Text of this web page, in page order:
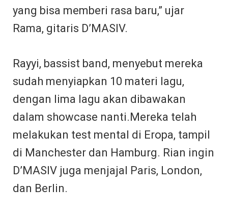
yang bisa memberi rasa baru,” ujar
Rama, gitaris D’MASIV.
Rayyi, bassist band, menyebut mereka
sudah menyiapkan 10 materi lagu,
dengan lima lagu akan dibawakan
dalam showcase nanti.Mereka telah
melakukan test mental di Eropa, tampil
di Manchester dan Hamburg. Rian ingin
D’MASIV juga menjajal Paris, London,
dan Berlin.